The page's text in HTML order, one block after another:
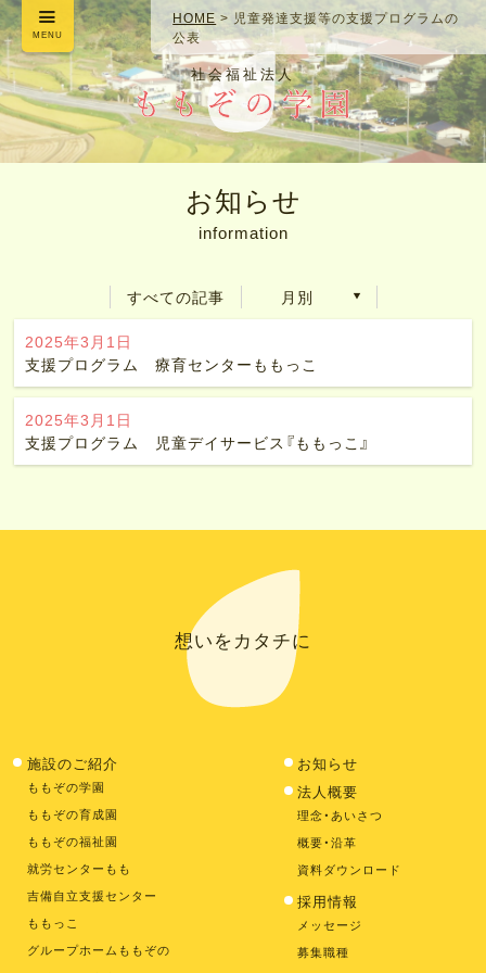
社会福祉法人
MENU
HOME> 児童発達支援等の支援プログラムの
公表
お知らせ
information
すべての記事 月別
2025年3月1日
支援プログラム 療育センターももっこ
2025年3月1日
支援プログラム 児童デイサービス『ももっこ』
想いをカタチに
施設のご紹介
ももぞの学園
ももぞの育成園
ももぞの福祉園
就労センターもも
吉備自立支援センター
ももっこ
グループホームももぞの
お知らせ
法人概要
理念・あいさつ
概要・沿革
資料ダウンロード
採用情報
メッセージ
募集職種